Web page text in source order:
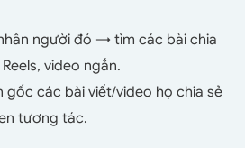
người đó → tìm các bài chia
video ngắn.
gốc các bài viết/video họ chia sẻ
tương tác.